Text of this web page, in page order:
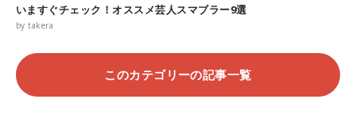
いますぐチェック！オススメ芸人スマブラー9選
by takera
このカテゴリーの記事一覧